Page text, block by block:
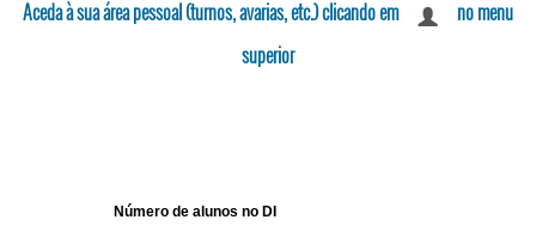
Aceda à sua área pessoal (turnos, avarias, etc.) clicando em
no menu
superior
Número de alunos no DI